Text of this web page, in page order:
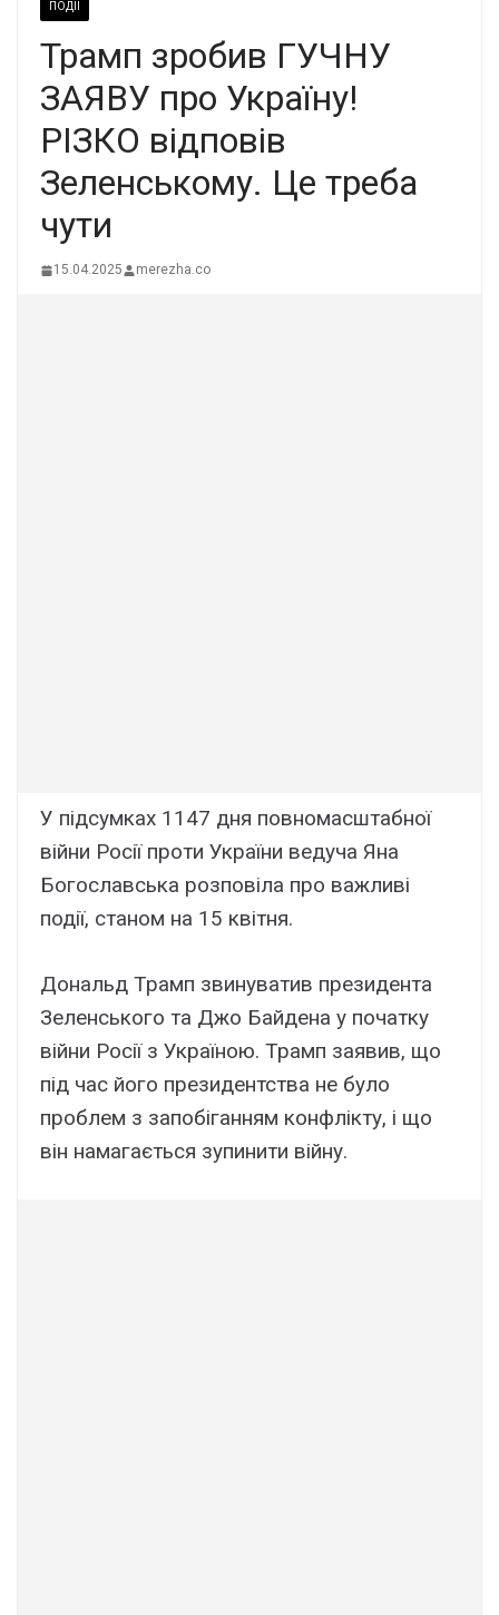
ПОДІЇ
Трамп зробив ГУЧНУ
ЗАЯВУ про Україну!
РІЗКО відповів
Зеленському. Це треба
чути
15.04.2025 merezha.co
У підсумках 1147 дня повномасштабної
війни Росії проти України ведуча Яна
Богославська розповіла про важливі
події, станом на 15 квітня.
Дональд Трамп звинуватив президента
Зеленського та Джо Байдена у початку
війни Росії з Україною. Трамп заявив, що
під час його президентства не було
проблем з запобіганням конфлікту, і що
він намагається зупинити війну.